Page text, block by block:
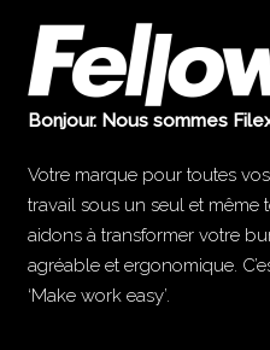
Bonjour. Nous sommes
Votre marque pour toutes
travail sous un seul et même
aidons à transformer votre
agréable et ergonomique.
‘Make work easy’.